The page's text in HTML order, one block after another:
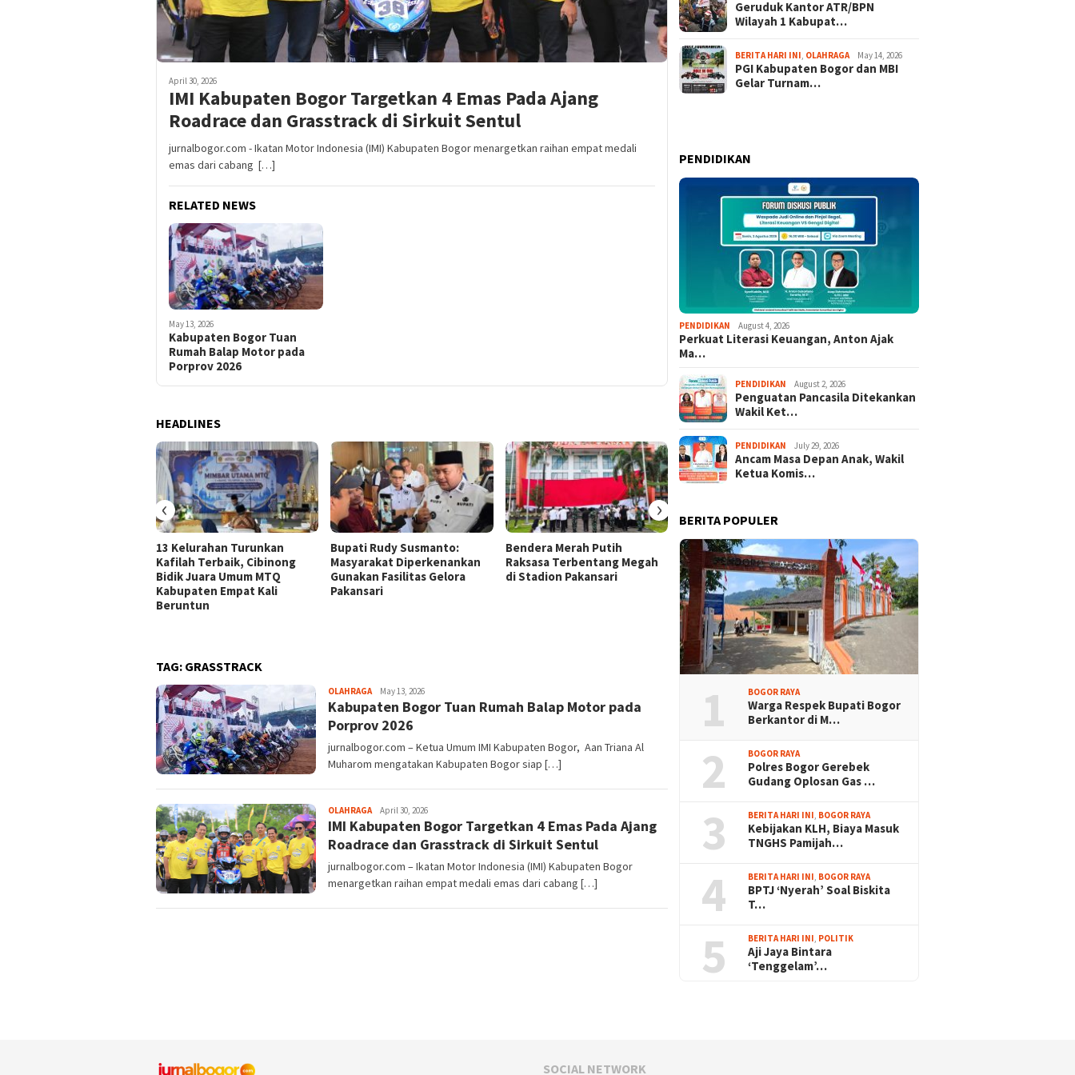
April 30, 2026
IMI Kabupaten Bogor Targetkan 4 Emas Pada Ajang
Roadrace dan Grasstrack di Sirkuit Sentul
jurnalbogor.com - Ikatan Motor Indonesia (IMI) Kabupaten Bogor menargetkan raihan empat medali
emas dari cabang […]
RELATED NEWS
May 13, 2026
Kabupaten Bogor Tuan
Rumah Balap Motor pada
Porprov 2026
HEADLINES
13 Kelurahan Turunkan
Kafilah Terbaik, Cibinong
Bidik Juara Umum MTQ
Kabupaten Empat Kali
Beruntun
Bupati Rudy Susmanto:
Masyarakat Diperkenankan
Gunakan Fasilitas Gelora
Pakansari
Bendera Merah Putih
Raksasa Terbentang Megah
di Stadion Pakansari
Ketua KONI Apresiasi Atlet
Panjat Tebing Terlibat
Pengibaran Merah Putih
Raksasa
Festival Budaya Sunda
Perkuat Peran Guru PAUD
Sukseskan Wajib Belajar 13
Tahun
‹ ›
TAG: GRASSTRACK
OLAHRAGAAga
Alamanda
May 13, 2026
Kabupaten Bogor Tuan Rumah Balap Motor pada
Porprov 2026
jurnalbogor.com – Ketua Umum IMI Kabupaten Bogor, Aan Triana Al
Muharom mengatakan Kabupaten Bogor siap […]
OLAHRAGAAga
Alamanda
April 30, 2026
IMI Kabupaten Bogor Targetkan 4 Emas Pada Ajang
Roadrace dan Grasstrack di Sirkuit Sentul
jurnalbogor.com – Ikatan Motor Indonesia (IMI) Kabupaten Bogor
menargetkan raihan empat medali emas dari cabang […]
Geruduk Kantor ATR/BPN
Wilayah 1 Kabupat…
BERITA HARI INI OLAHRAGA May 14, 2026
PGI Kabupaten Bogor dan MBI
Gelar Turnam…
PENDIDIKAN
PENDIDIKAN August 4, 2026
Perkuat Literasi Keuangan, Anton Ajak
Ma…
PENDIDIKAN August 2, 2026
Penguatan Pancasila Ditekankan
Wakil Ket…
PENDIDIKAN July 29, 2026
Ancam Masa Depan Anak, Wakil
Ketua Komis…
BERITA POPULER
1 BOGOR RAYA
Warga Respek Bupati Bogor
Berkantor di M…
2 BOGOR RAYA
Polres Bogor Gerebek
Gudang Oplosan Gas …
3 BERITA HARI INI, BOGOR RAYA
Kebijakan KLH, Biaya Masuk
TNGHS Pamijah…
4 BERITA HARI INI, BOGOR RAYA
BPTJ ‘Nyerah’ Soal Biskita
T…
5 BERITA HARI INI, POLITIK
Aji Jaya Bintara
‘Tenggelam’…
SOCIAL NETWORK